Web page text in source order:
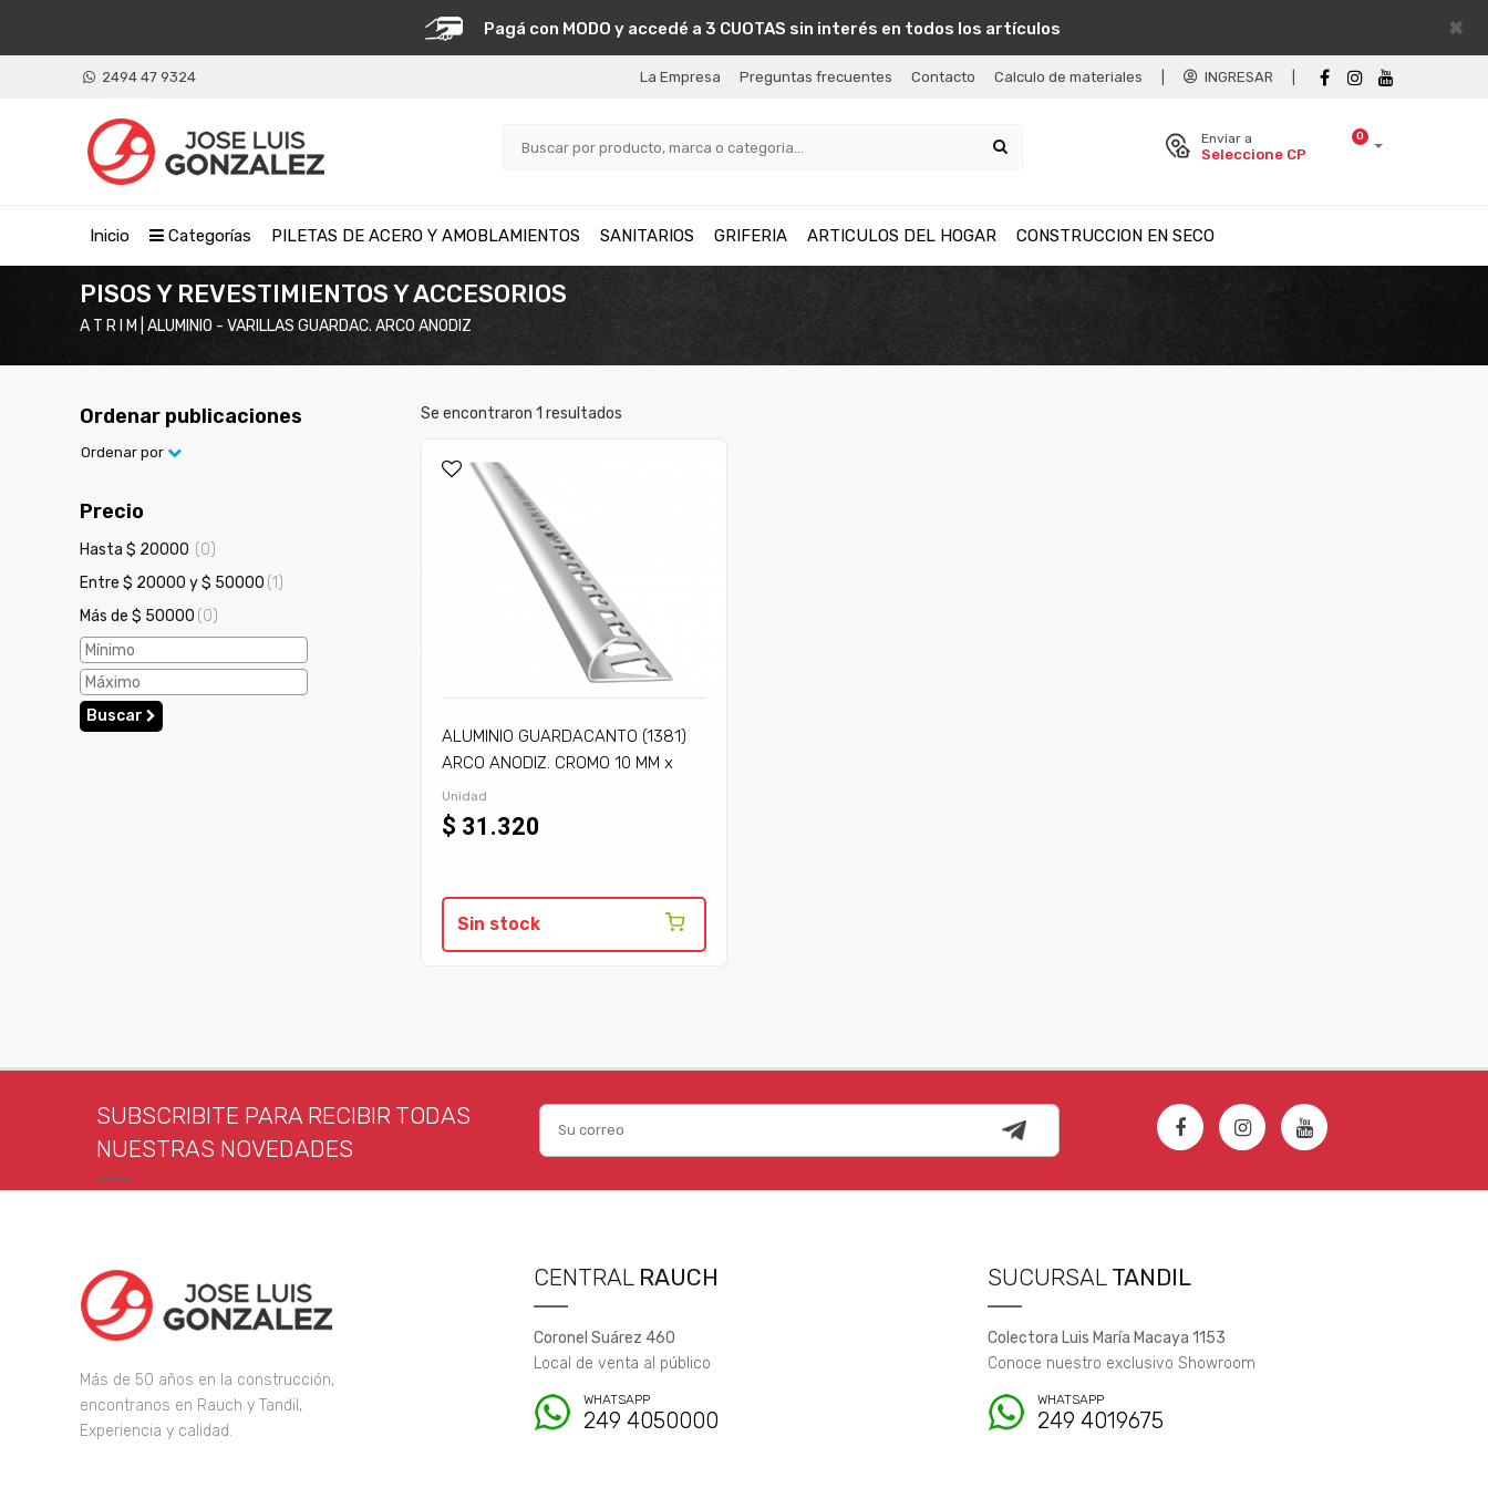
×
Pagá con MODO y accedé a 3 CUOTAS sin interés en todos los artículos
2494 47 9324 La Empresa Preguntas frecuentes Contacto Calculo de materiales INGRESAR
0
Enviar a
Seleccione CP
Inicio Categorías PILETAS DE ACERO Y AMOBLAMIENTOS SANITARIOS GRIFERIA ARTICULOS DEL HOGAR CONSTRUCCION EN SECO
PISOS Y REVESTIMIENTOS Y ACCESORIOS
A T R I M | ALUMINIO - VARILLAS GUARDAC. ARCO ANODIZ
Ordenar publicaciones
Ordenar por
Precio
Hasta $ 20000 (0)
Entre $ 20000 y $ 50000 (1)
Más de $ 50000 (0)
Buscar
Se encontraron 1 resultados
ALUMINIO GUARDACANTO (1381)
ARCO ANODIZ. CROMO 10 MM x
2,50 MTS.
Unidad
$ 31.320
Sin stock
SUBSCRIBITE PARA RECIBIR TODAS
NUESTRAS NOVEDADES
Más de 50 años en la construcción,
encontranos en Rauch y Tandil,
Experiencia y calidad.
CENTRAL RAUCH
Coronel Suárez 460
Local de venta al público
WHATSAPP
249 4050000
SUCURSAL TANDIL
Colectora Luis María Macaya 1153
Conoce nuestro exclusivo Showroom
WHATSAPP
249 4019675